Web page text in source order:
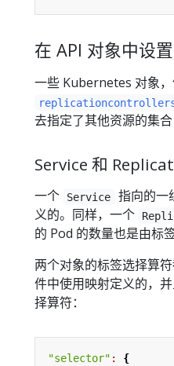
在 API 对象中设
一些 Kubernetes 对象
去指定了其他资源的集
Service 和
一个 Service
指向的一
义的。同样，一个
的 Pod 的数量也是由标
两个对象的标签选择算
件中使用映射定义的，
择算符：
"selector" :
{